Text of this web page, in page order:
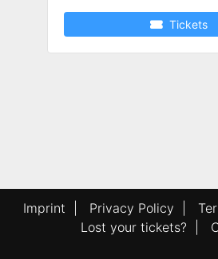
Tickets
Imprint Privacy Policy
Lost your tickets?